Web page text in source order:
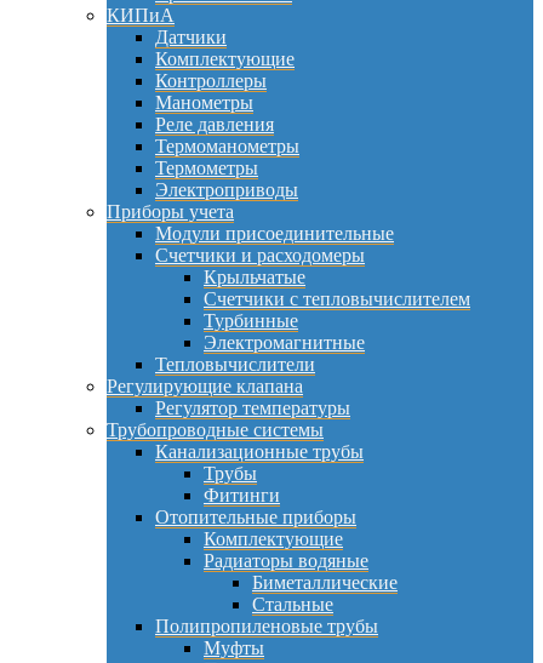
КИПиА
Датчики
Комплектующие
Контроллеры
Манометры
Реле давления
Термоманометры
Термометры
Электроприводы
Приборы учета
Модули присоединительные
Счетчики и расходомеры
Крыльчатые
Счетчики с тепловычислителем
Турбинные
Электромагнитные
Тепловычислители
Регулирующие клапана
Регулятор температуры
Трубопроводные системы
Канализационные трубы
Трубы
Фитинги
Отопительные приборы
Комплектующие
Радиаторы водяные
Биметаллические
Стальные
Полипропиленовые трубы
Муфты